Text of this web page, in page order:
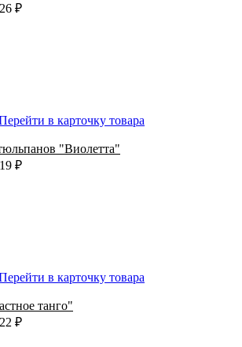
₽
в карточку товара
"Виолетта"
₽
в карточку товара
танго"
₽